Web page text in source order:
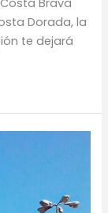
Dorada, la
te dejará